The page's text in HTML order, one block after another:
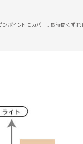
ポイントにカバー。長時間くず